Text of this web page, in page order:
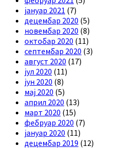
јануар 2021 (7)
децембар 2020 (5)
новембар 2020 (8)
октобар 2020 (11)
септембар 2020 (3)
август 2020 (17)
јул 2020 (11)
јун 2020 (8)
мај 2020 (5)
април 2020 (13)
март 2020 (15)
фебруар 2020 (7)
јануар 2020 (11)
децембар 2019 (12)